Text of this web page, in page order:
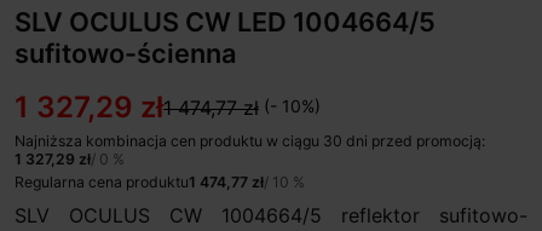
SLV OCULUS CW LED 1004664/5
sufitowo-ścienna
1 327,29 zł1 474,77 zł (- 10%)
Najniższa kombinacja cen produktu w ciągu 30 dni przed promocją:
1 327,29 zł/ 0 %
Regularna cena produktu1 474,77 zł/ 10 %
SLV OCULUS CW 1004664/5 reflektor sufitowo-